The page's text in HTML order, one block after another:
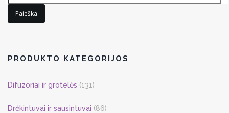
Paieška
PRODUKTO KATEGORIJOS
Difuzoriai ir grotelės (131)
Drėkintuvai ir sausintuvai (86)